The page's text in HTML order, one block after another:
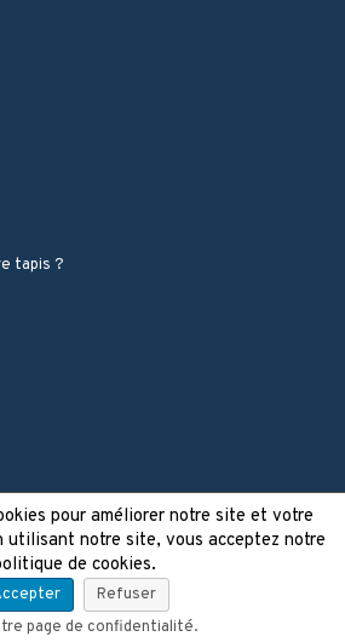
tapis ?
pour améliorer notre site et votre
utilisant notre site, vous acceptez notre
de cookies.
Refuser
page de confidentialité.